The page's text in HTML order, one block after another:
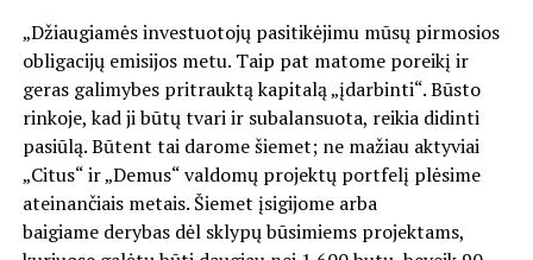
„Džiaugiamės investuotojų pasitikėjimu mūsų pirmosios
obligacijų emisijos metu. Taip pat matome poreikį ir
geras galimybes pritrauktą kapitalą „įdarbinti“. Būsto
rinkoje, kad ji būtų tvari ir subalansuota, reikia didinti
pasiūlą. Būtent tai darome šiemet; ne mažiau aktyviai
„Citus“ ir „Demus“ valdomų projektų portfelį plėsime
ateinančiais metais. Šiemet įsigijome arba
baigiame derybas dėl sklypų būsimiems projektams,